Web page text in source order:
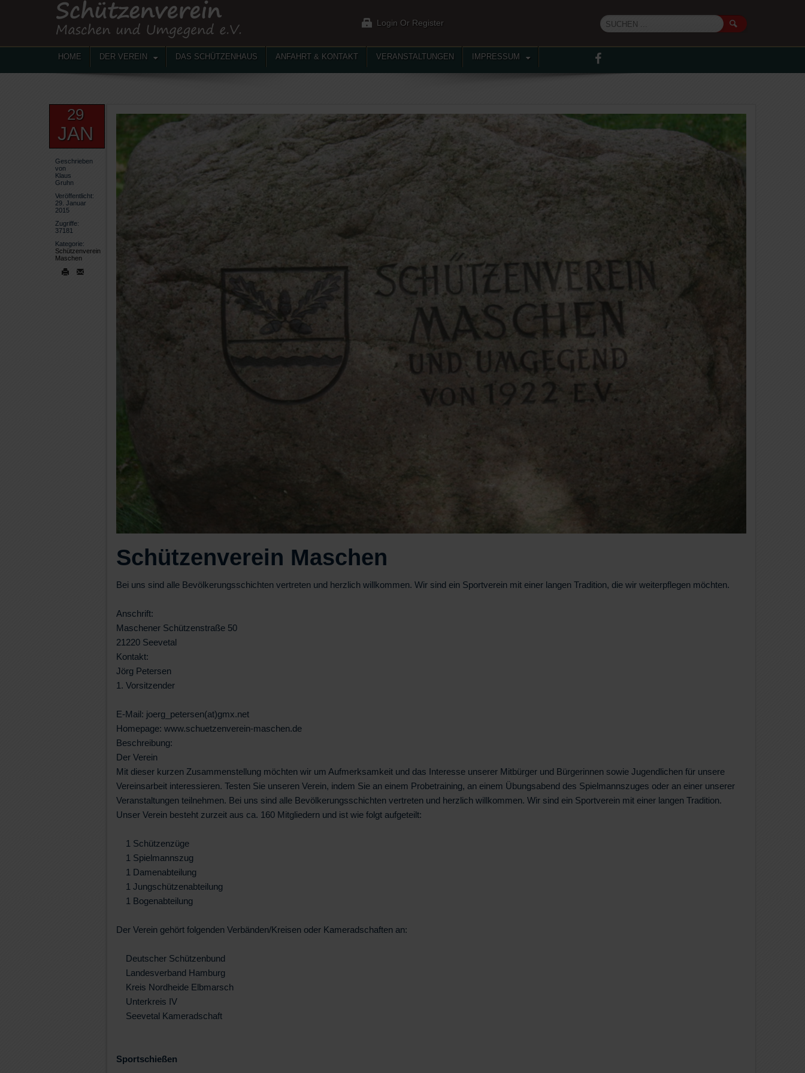
Login Or Register
HOME DER VEREIN DAS SCHÜTZENHAUS ANFAHRT & KONTAKT VERANSTALTUNGEN IMPRESSUM
29
JAN
Geschrieben
von
Klaus
Gruhn
Veröffentlicht:
29. Januar
2015
Zugriffe:
37181
Kategorie:
Schützenverein
Maschen
Schützenverein Maschen
Bei uns sind alle Bevölkerungsschichten vertreten und herzlich willkommen. Wir sind ein Sportverein mit einer langen Tradition, die wir weiterpflegen möchten.
Anschrift:
Maschener Schützenstraße 50
21220 Seevetal
Kontakt:
Jörg Petersen
1. Vorsitzender
E-Mail: joerg_petersen(at)gmx.net
Homepage: www.schuetzenverein-maschen.de
Beschreibung:
Der Verein
Mit dieser kurzen Zusammenstellung möchten wir um Aufmerksamkeit und das Interesse unserer Mitbürger und Bürgerinnen sowie Jugendlichen für unsere
Vereinsarbeit interessieren. Testen Sie unseren Verein, indem Sie an einem Probetraining, an einem Übungsabend des Spielmannszuges oder an einer unserer
Veranstaltungen teilnehmen. Bei uns sind alle Bevölkerungsschichten vertreten und herzlich willkommen. Wir sind ein Sportverein mit einer langen Tradition.
Unser Verein besteht zurzeit aus ca. 160 Mitgliedern und ist wie folgt aufgeteilt:
1 Schützenzüge
1 Spielmannszug
1 Damenabteilung
1 Jungschützenabteilung
1 Bogenabteilung
Der Verein gehört folgenden Verbänden/Kreisen oder Kameradschaften an:
Deutscher Schützenbund
Landesverband Hamburg
Kreis Nordheide Elbmarsch
Unterkreis IV
Seevetal Kameradschaft
Sportschießen